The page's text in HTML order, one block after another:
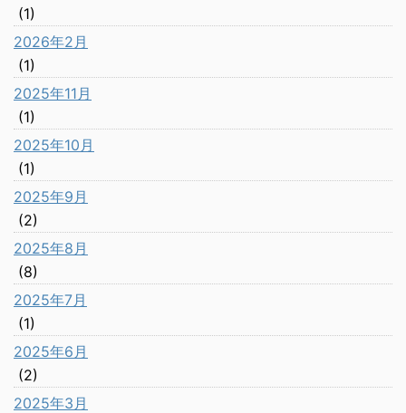
(1)
2026年2月
(1)
2025年11月
(1)
2025年10月
(1)
2025年9月
(2)
2025年8月
(8)
2025年7月
(1)
2025年6月
(2)
2025年3月